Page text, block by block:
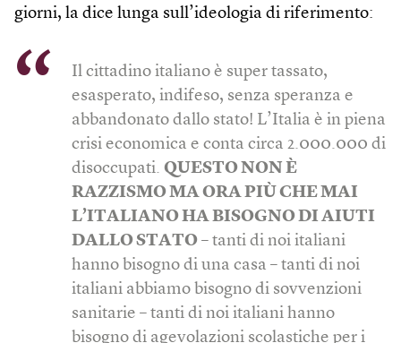
giorni, la dice lunga sull’ideologia di riferimento:
Il cittadino italiano è super tassato,
esasperato, indifeso, senza speranza e
abbandonato dallo stato! L’Italia è in piena
crisi economica e conta circa 2.000.000 di
disoccupati. QUESTO NON È
RAZZISMO MA ORA PIÙ CHE MAI
L’ITALIANO HA BISOGNO DI AIUTI
DALLO STATO – tanti di noi italiani
hanno bisogno di una casa – tanti di noi
italiani abbiamo bisogno di sovvenzioni
sanitarie – tanti di noi italiani hanno
bisogno di agevolazioni scolastiche per i